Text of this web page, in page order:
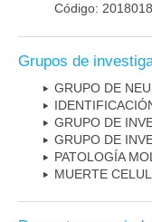
Código:
Grupos de
GRUPO DE
GRUPO DE
GRUPO DE
PATOLOGÍA
MUERTE